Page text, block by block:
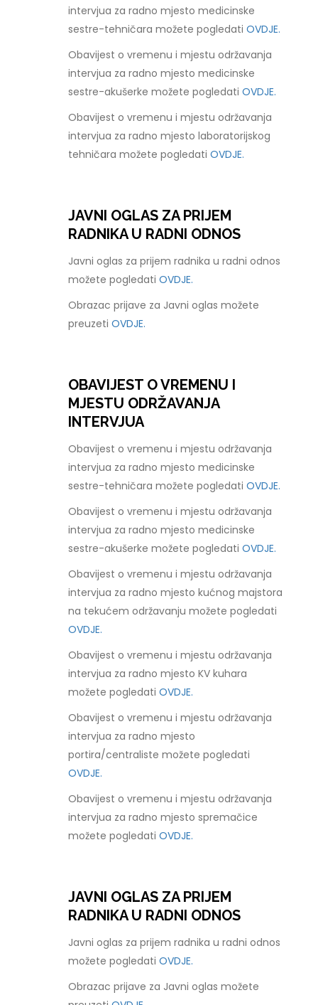
intervjua za radno mjesto medicinske
sestre-tehničara možete pogledatiOVDJE.
Obavijest o vremenu i mjestu održavanja
intervjua za radno mjesto medicinske
sestre-akušerke možete pogledatiOVDJE.
Obavijest o vremenu i mjestu održavanja
intervjua za radno mjesto laboratorijskog
tehničara možete pogledatiOVDJE.
JAVNI OGLAS ZA PRIJEM
RADNIKA U RADNI ODNOS
Javni oglas za prijem radnika u radni odnos
možete pogledatiOVDJE.
Obrazac prijave za Javni oglas možete
preuzetiOVDJE.
OBAVIJEST O VREMENU I
MJESTU ODRŽAVANJA
INTERVJUA
Obavijest o vremenu i mjestu održavanja
intervjua za radno mjesto medicinske
sestre-tehničara možete pogledatiOVDJE.
Obavijest o vremenu i mjestu održavanja
intervjua za radno mjesto medicinske
sestre-akušerke možete pogledatiOVDJE.
Obavijest o vremenu i mjestu održavanja
intervjua za radno mjesto kućnog majstora
na tekućem održavanju možete pogledati
OVDJE.
Obavijest o vremenu i mjestu održavanja
intervjua za radno mjesto KV kuhara
možete pogledatiOVDJE.
Obavijest o vremenu i mjestu održavanja
intervjua za radno mjesto
portira/centraliste možete pogledati
OVDJE.
Obavijest o vremenu i mjestu održavanja
intervjua za radno mjesto spremačice
možete pogledatiOVDJE.
JAVNI OGLAS ZA PRIJEM
RADNIKA U RADNI ODNOS
Javni oglas za prijem radnika u radni odnos
možete pogledatiOVDJE.
Obrazac prijave za Javni oglas možete